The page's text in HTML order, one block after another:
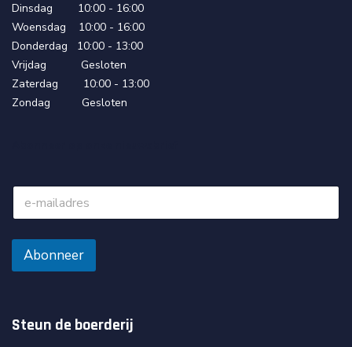
Dinsdag 10:00 - 16:00
Woensdag 10:00 - 16:00
Donderdag 10:00 - 13:00
Vrijdag Gesloten
Zaterdag 10:00 - 13:00
Zondag Gesloten
A
o
n
e
e
Abonneer
Steun de boerderij